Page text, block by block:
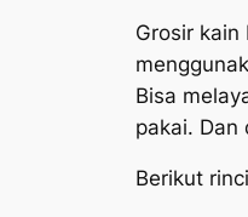
Grosir
Bisa
pakai.
Berikut